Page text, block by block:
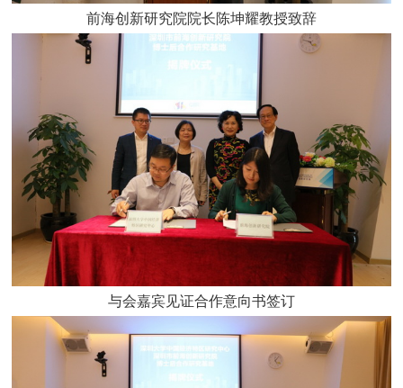
前海创新研究院院长陈坤耀教授致辞
与会嘉宾见证合作意向书签订